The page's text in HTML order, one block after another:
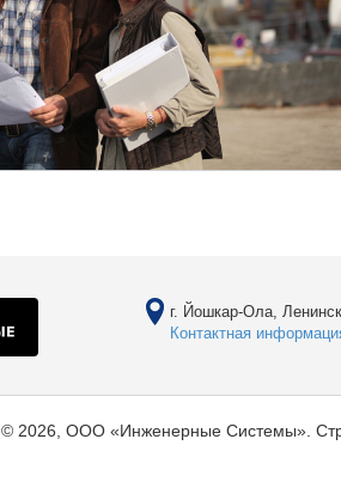
г. Йошкар-Ола,
Контактная
© 2026, ООО «Инженерные Системы».